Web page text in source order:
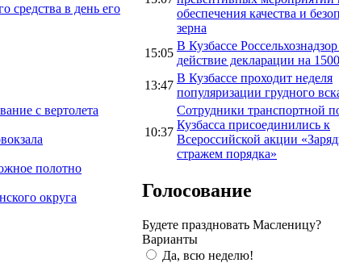
средства в день его
с вертолета
полотно
округа
обеспечения качества и
зерна
15:05
В Кузбассе
действие декларации на
13:47
В Кузбассе проходит неделя
популяризации грудного
10:37
Сотрудники транспортной
Кузбасса присоединились к
Всероссийской акции
стражем порядка»
Голосование
Будете праздновать Масленицу?
Варианты
Да, всю неделю!